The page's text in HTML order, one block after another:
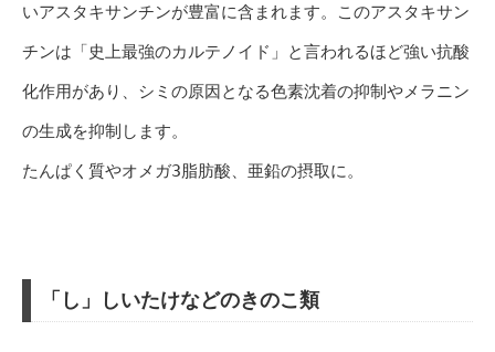
いアスタキサンチンが豊富に含まれます。このアスタキサン
チンは「史上最強のカルテノイド」と言われるほど強い抗酸
化作用があり、シミの原因となる色素沈着の抑制やメラニン
の生成を抑制します。
たんぱく質やオメガ3脂肪酸、亜鉛の摂取に。
「し」しいたけなどのきのこ類